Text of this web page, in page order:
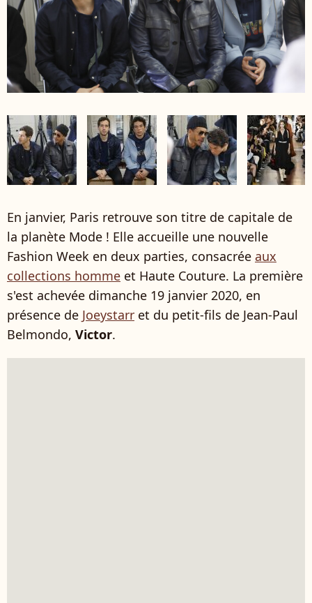
En janvier, Paris retrouve son titre de capitale de
la planète Mode ! Elle accueille une nouvelle
Fashion Week en deux parties, consacrée aux
collections homme et Haute Couture. La première
s'est achevée dimanche 19 janvier 2020, en
présence de Joeystarr et du petit-fils de Jean-Paul
Belmondo, Victor.